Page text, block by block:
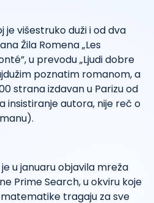
višestruko duži i od dva
Žila Romena „Les
u prevodu „Ljudi dobre
poznatim romanom, a
strana izdavan u Parizu od
insistiranje autora, nije reč o
u januaru objavila mreža
Prime Search, u okviru koje
tragaju za sve